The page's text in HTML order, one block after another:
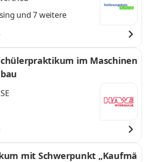
und 7 weitere
im Maschinen
mit Schwerpunkt „Kaufmä